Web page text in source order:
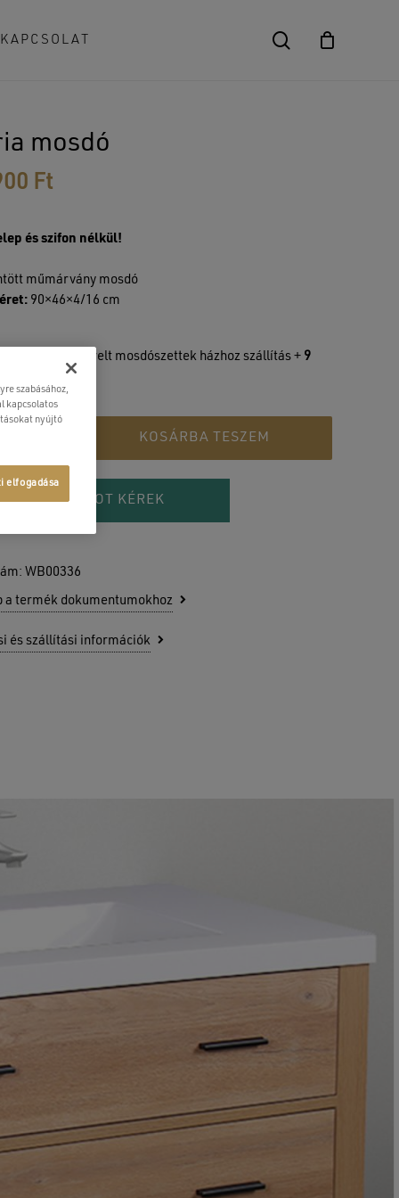
KAPCSOLAT search
mosdó
Ft
és szifon nélkül!
műmárvány mosdó
90×46×4/16 cm
lapra szerelt mosdószettek házhoz szállítás + 9
KOSÁRBA TESZEM
AJÁNLATOT KÉREK
WB00336
a termék dokumentumokhoz
és szállítási információk
szabásához,
kapcsolatos
nyújtó
elfogadása